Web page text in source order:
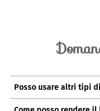
Posso usare altri tipi
Sì, il bollito misto è